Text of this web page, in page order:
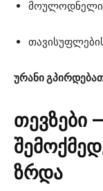
მოულოდნელი,
ურანი
თევზები
ზრდა